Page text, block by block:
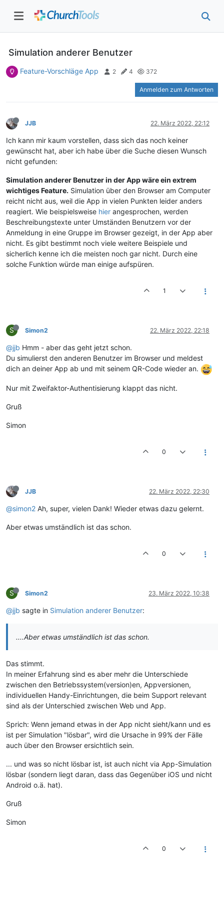
Simulation anderer Benutzer
Feature-Vorschläge App 2 4 372
Anmelden zum Antworten
JJB 22. März 2022, 22:12
Ich kann mir kaum vorstellen, dass sich das noch keiner
gewünscht hat, aber ich habe über die Suche diesen Wunsch
nicht gefunden:
Simulation anderer Benutzer in der App wäre ein extrem
wichtiges Feature. Simulation über den Browser am Computer
reicht nicht aus, weil die App in vielen Punkten leider anders
reagiert. Wie beispielsweise hier angesprochen, werden
Beschreibungstexte unter Umständen Benutzern vor der
Anmeldung in eine Gruppe im Browser gezeigt, in der App aber
nicht. Es gibt bestimmt noch viele weitere Beispiele und
sicherlich kenne ich die meisten noch gar nicht. Durch eine
solche Funktion würde man einige aufspüren.
1
S Simon2 22. März 2022, 22:18
@jjb Hmm - aber das geht jetzt schon.
Du simulierst den anderen Benutzer im Browser und meldest
dich an deiner App ab und mit seinem QR-Code wieder an.
Nur mit Zweifaktor-Authentisierung klappt das nicht.
Gruß
Simon
0
JJB 22. März 2022, 22:30
@simon2 Ah, super, vielen Dank! Wieder etwas dazu gelernt.
Aber etwas umständlich ist das schon.
0
S Simon2 23. März 2022, 10:38
@jjb sagte in Simulation anderer Benutzer:
....Aber etwas umständlich ist das schon.
Das stimmt.
In meiner Erfahrung sind es aber mehr die Unterschiede
zwischen den Betriebssystem(version)en, Appversionen,
individuellen Handy-Einrichtungen, die beim Support relevant
sind als der Unterschied zwischen Web und App.
Sprich: Wenn jemand etwas in der App nicht sieht/kann und es
ist per Simulation "lösbar", wird die Ursache in 99% der Fälle
auch über den Browser ersichtlich sein.
... und was so nicht lösbar ist, ist auch nicht via App-Simulation
lösbar (sondern liegt daran, dass das Gegenüber iOS und nicht
Android o.ä. hat).
Gruß
Simon
0